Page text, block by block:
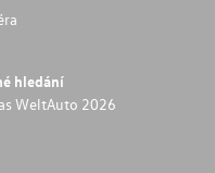
hledání
WeltAuto 2026